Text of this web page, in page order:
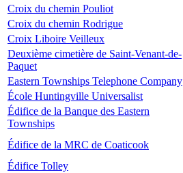
Croix du chemin Pouliot
Croix du chemin Rodrigue
Croix Liboire Veilleux
Deuxième cimetière de Saint-Venant-de-
Paquet
Eastern Townships Telephone Company
École Huntingville Universalist
Édifice de la Banque des Eastern
Townships
Édifice de la MRC de Coaticook
Édifice Tolley